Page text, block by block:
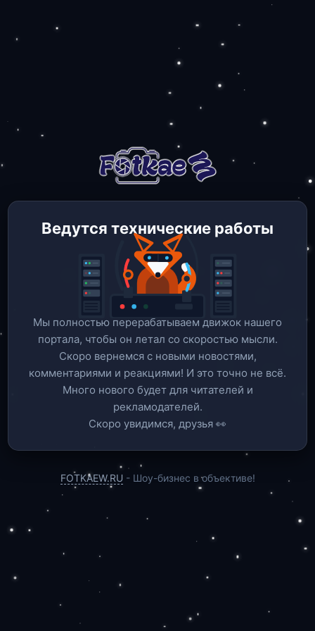
Ведутся технические работы
Мы полностью перерабатываем движок нашего
портала, чтобы он летал со скоростью мысли.
Скоро вернемся c новыми новостями,
комментариями и реакциями! И это точно не всё.
Много нового будет для читателей и
рекламодателей.
Скоро увидимся, друзья 👀
FOTKAEW.RU - Шоу-бизнес в объективе!